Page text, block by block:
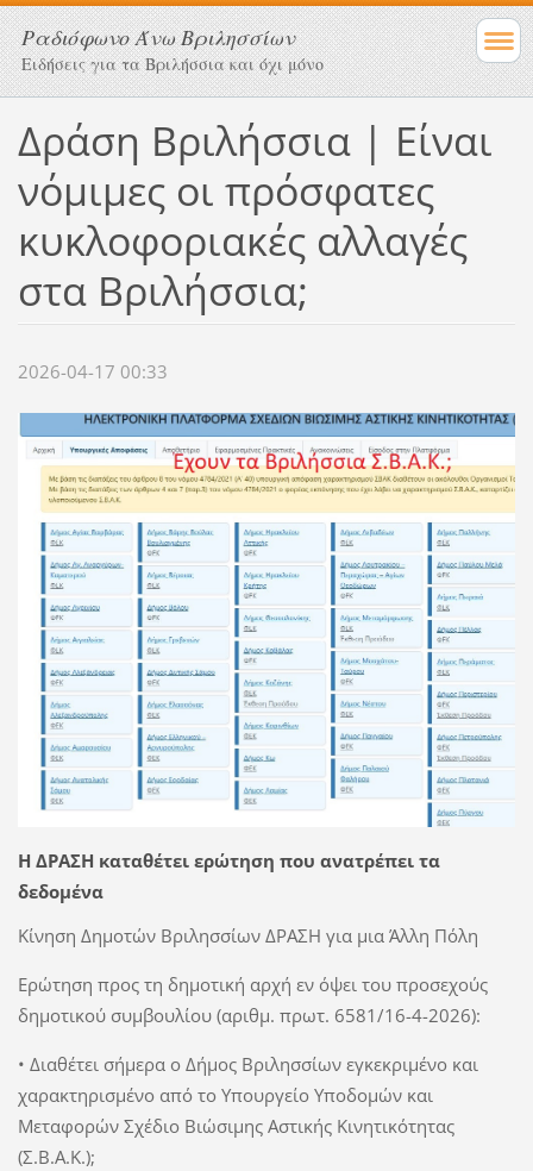
Ραδιόφωνο Άνω Βριλησσίων
Ειδήσεις για τα Βριλήσσια και όχι μόνο
Δράση Βριλήσσια | Είναι
νόμιμες οι πρόσφατες
κυκλοφοριακές αλλαγές
στα Βριλήσσια;
2026-04-17 00:33
Η ΔΡΑΣΗ καταθέτει ερώτηση που ανατρέπει τα
δεδομένα
Κίνηση Δημοτών Βριλησσίων ΔΡΑΣΗ για μια Άλλη Πόλη
Ερώτηση προς τη δημοτική αρχή εν όψει του προσεχούς
δημοτικού συμβουλίου (αριθμ. πρωτ. 6581/16-4-2026):
• Διαθέτει σήμερα ο Δήμος Βριλησσίων εγκεκριμένο και
χαρακτηρισμένο από το Υπουργείο Υποδομών και
Μεταφορών Σχέδιο Βιώσιμης Αστικής Κινητικότητας
(Σ.Β.Α.Κ.);